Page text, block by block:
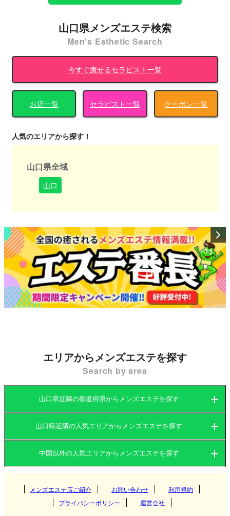
山口県メンズエステ検索
Men's Esthetic Search
今すぐ癒せるセラピスト一覧
お店一覧 セラピスト一覧 クーポン一覧
人気のエリアから探す！
山口県全域
山口
エリアからメンズエステを探す
Search by area
山口県近隣の都道府県からメンズエステを探す
岡山県 広島県
山口県 鳥取県
島根県
山口県近隣の人気エリアからメンズエステを探す
岡山 広島県
中国以外の人気エリアからメンズエステを探す
関東
メンズエステ店ご紹介 お問い合わせ
利用規約
プライバシーポリシー
運営会社